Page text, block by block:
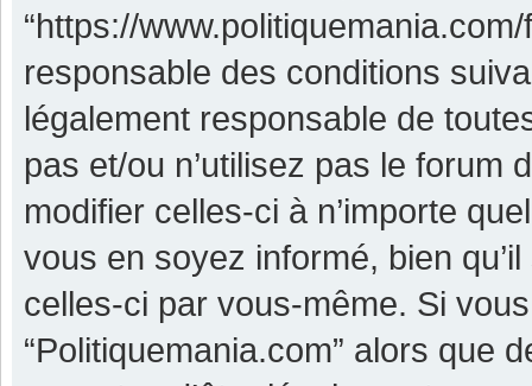
“https://
responsable des conditions
légalement responsable de
pas et/ou n’utilisez pas le forum
modifier celles-ci à n’importe
vous en soyez informé, bien
celles-ci par vous-même. Si
“Politiquemania.com” alors que